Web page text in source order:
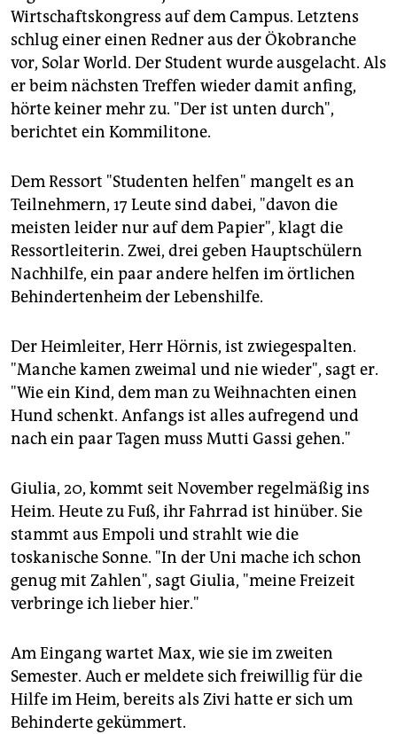
Wirtschaftskongress auf dem Campus. Letztens
schlug einer einen Redner aus der Ökobranche
vor, Solar World. Der Student wurde ausgelacht. Als
er beim nächsten Treffen wieder damit anfing,
hörte keiner mehr zu. "Der ist unten durch",
berichtet ein Kommilitone.
Dem Ressort "Studenten helfen" mangelt es an
Teilnehmern, 17 Leute sind dabei, "davon die
meisten leider nur auf dem Papier", klagt die
Ressortleiterin. Zwei, drei geben Hauptschülern
Nachhilfe, ein paar andere helfen im örtlichen
Behindertenheim der Lebenshilfe.
Der Heimleiter, Herr Hörnis, ist zwiegespalten.
"Manche kamen zweimal und nie wieder", sagt er.
"Wie ein Kind, dem man zu Weihnachten einen
Hund schenkt. Anfangs ist alles aufregend und
nach ein paar Tagen muss Mutti Gassi gehen."
Giulia, 20, kommt seit November regelmäßig ins
Heim. Heute zu Fuß, ihr Fahrrad ist hinüber. Sie
stammt aus Empoli und strahlt wie die
toskanische Sonne. "In der Uni mache ich schon
genug mit Zahlen", sagt Giulia, "meine Freizeit
verbringe ich lieber hier."
Am Eingang wartet Max, wie sie im zweiten
Semester. Auch er meldete sich freiwillig für die
Hilfe im Heim, bereits als Zivi hatte er sich um
Behinderte gekümmert.